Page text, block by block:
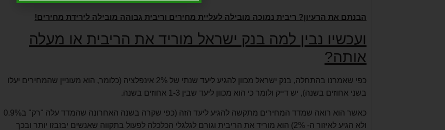
הבנתם את הרעיון? ריבית נמוכה מובילה לעליית מחירים וריבית גבוהה מובילה לירידת מחירים!
ועכשיו נבין למה בנק ישראל מוריד את הריבית או מעלה
אותה?
כפי שאמרנו בהתחלה, בנק ישראל מכוון להגיע ליעד שנתי של 2% אינפלציה (כלומר, הוא מעוניין שהמחירים יעלו
בשני אחוזים בשנה), יש דייק ולומר כי הוא מכוון ליעד שבין 1-3 אחוזים בשנה.
כאשר הוא רואה שמדד המחירים מתקשה להגיע ליעד הזה (כפי שקרה בשנה האחרונה שהמדד עלה "רק" ב0.9%
ולא הגיע לאיזור ה- 2%) הוא מוריד את הריבית וגורם לגלגלי הכלכלה לפעול בתקווה שאנשים יבזבזו יותר ובכך